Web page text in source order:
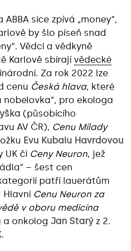
sice zpívá „money“,
by šlo píseň snad
Vědci a vědkyně
Karlově sbírají vědecké
Za rok 2022 lze
cenu Česká hlava, které
nobelovka“, pro ekologa
(působícího
AV ČR), Cenu Milady
Evu Kubalu Havrdovou
UK či Ceny Neuron, jež
– šest cen
patří lauerátům
Hlavní Cenu Neuron za
v oboru medicína
a onkolog Jan Starýz 2.